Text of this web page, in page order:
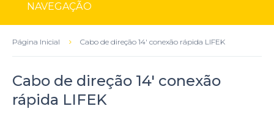
NAVEGAÇÃO
Página Inicial Cabo de direção 14' conexão rápida LIFEK
Cabo de direção 14' conexão
rápida LIFEK